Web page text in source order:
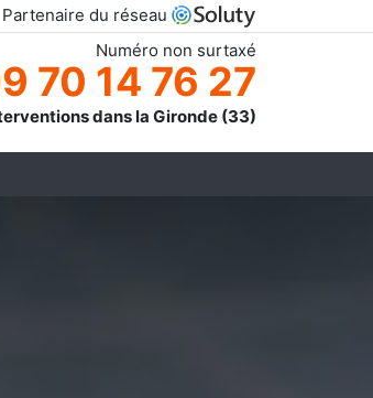
Partenaire du réseau
Numéro non surtaxé
70 14 76 27
dans la Gironde (33)